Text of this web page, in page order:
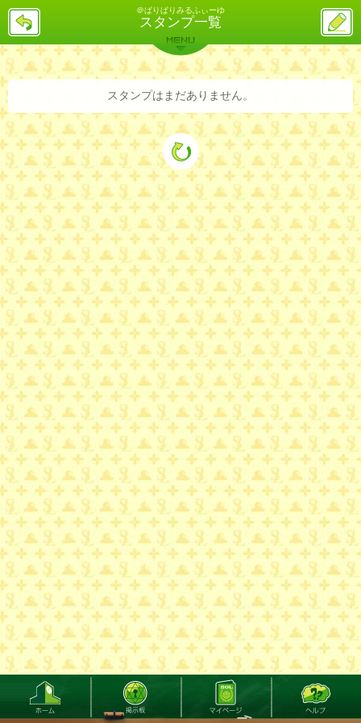
＠ぱりぱりみるふぃーゆ
スタンプ一覧
戻
ス
投
稿
バックナンバー 詳細検索 ランキング
MENU
スタンプはまだありません。